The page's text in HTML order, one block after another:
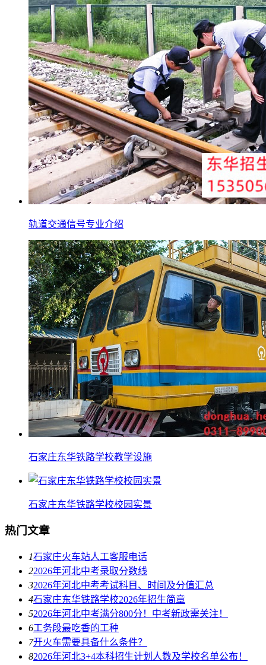
轨道交通信号专业介绍
石家庄东华铁路学校教学设施
石家庄东华铁路学校校园实景
热门文章
1石家庄火车站人工客服电话
22026年河北中考录取分数线
32026年河北中考考试科目、时间及分值汇总
4石家庄东华铁路学校2026年招生简章
52026年河北中考满分800分！中考新政需关注！
6工务段最吃香的工种
7开火车需要具备什么条件？
82026年河北3+4本科招生计划人数及学校名单公布！